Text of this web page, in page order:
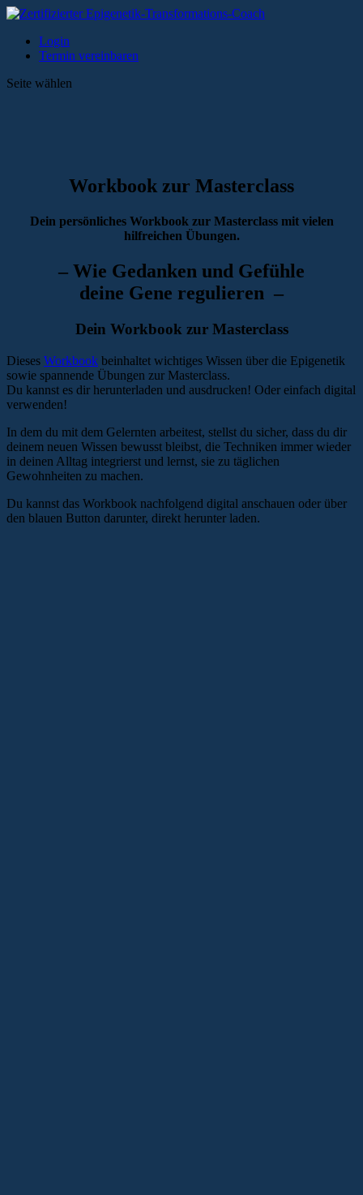
Login
Termin vereinbaren
Seite wählen
Workbook zur Masterclass
Dein persönliches Workbook zur Masterclass mit vielen
hilfreichen Übungen.
– Wie Gedanken und Gefühle
deine Gene regulieren –
Dein Workbook zur Masterclass
Dieses Workbook beinhaltet wichtiges Wissen über die Epigenetik
sowie spannende Übungen zur Masterclass.
Du kannst es dir herunterladen und ausdrucken! Oder einfach digital
verwenden!
In dem du mit dem Gelernten arbeitest, stellst du sicher, dass du dir
deinem neuen Wissen bewusst bleibst, die Techniken immer wieder
in deinen Alltag integrierst und lernst, sie zu täglichen
Gewohnheiten zu machen.
Du kannst das Workbook nachfolgend digital anschauen oder über
den blauen Button darunter, direkt herunter laden.